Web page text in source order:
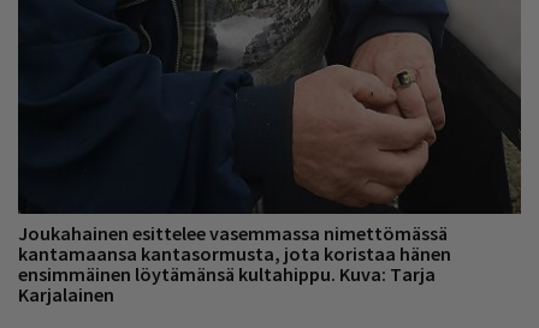
Joukahainen esittelee vasemmassa nimettömässä
kantamaansa kantasormusta, jota koristaa hänen
ensimmäinen löytämänsä kultahippu. Kuva: Tarja
Karjalainen